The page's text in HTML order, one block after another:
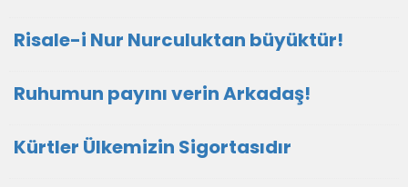
Risale-i Nur Nurculuktan büyüktür!
Ruhumun payını verin Arkadaş!
Kürtler Ülkemizin Sigortasıdır